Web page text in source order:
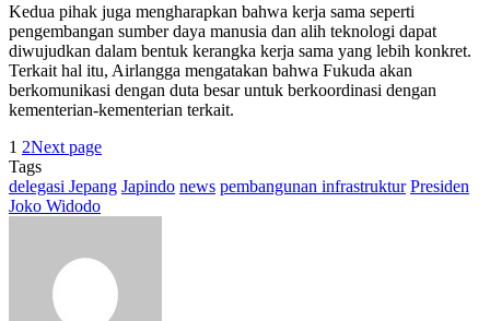
Kedua pihak juga mengharapkan bahwa kerja sama seperti
pengembangan sumber daya manusia dan alih teknologi dapat
diwujudkan dalam bentuk kerangka kerja sama yang lebih konkret.
Terkait hal itu, Airlangga mengatakan bahwa Fukuda akan
berkomunikasi dengan duta besar untuk berkoordinasi dengan
kementerian-kementerian terkait.
1 2Next page
Tags
delegasi Jepang Japindo news pembangunan infrastruktur Presiden
Joko Widodo